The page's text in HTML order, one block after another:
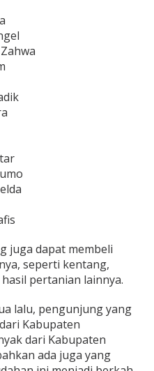
juga dapat membeli
seperti kentang,
pertanian lainnya.
lalu, pengunjung yang
Kabupaten
dari Kabupaten
ada juga yang